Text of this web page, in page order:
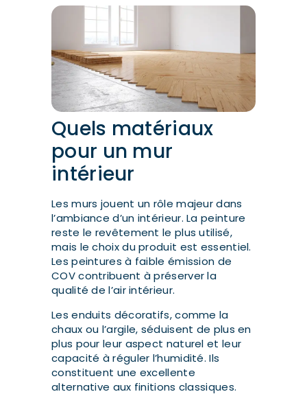
Quels matériaux
pour un mur
intérieur
Les murs jouent un rôle majeur dans
l’ambiance d’un intérieur. La peinture
reste le revêtement le plus utilisé,
mais le choix du produit est essentiel.
Les peintures à faible émission de
COV contribuent à préserver la
qualité de l’air intérieur.
Les enduits décoratifs, comme la
chaux ou l’argile, séduisent de plus en
plus pour leur aspect naturel et leur
capacité à réguler l’humidité. Ils
constituent une excellente
alternative aux finitions classiques.